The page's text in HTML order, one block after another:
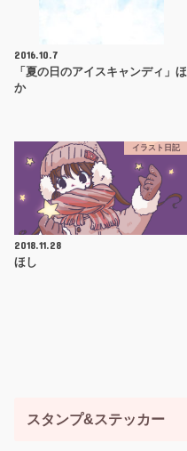
2016.10.7
「夏の日のアイスキャンディ」ほ
か
イラスト日記
2018.11.28
ほし
スタンプ&ステッカー